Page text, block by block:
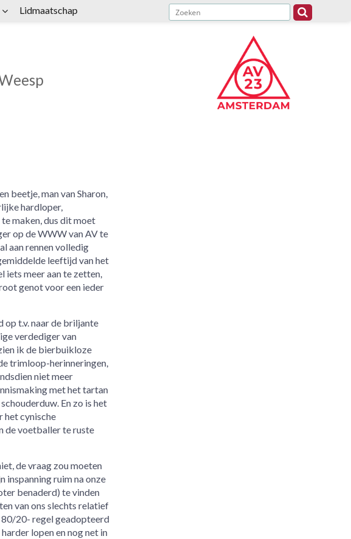
beetje, man van Sharon,
hardloper,
maken, dus dit moet
op de WWW van AV te
aan rennen volledig
leeftijd van het
iets meer aan te zetten,
genot voor een ieder
t.v. naar de briljante
verdediger van
ik de bierbuikloze
trimloop-herinneringen,
niet meer
met het tartan
En zo is het
het cynische
de voetballer te ruste
de vraag zou moeten
inspanning ruim na onze
benaderd) te vinden
van ons slechts relatief
80/20- regel geadopteerd
lopen en nog net in
Lidmaatschap